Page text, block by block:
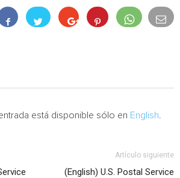
está disponible sólo en English
Artículo siguiente
(English) U.S. Postal Service